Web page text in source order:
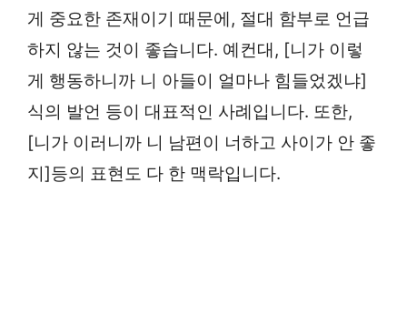
게 중요한 존재이기 때문에, 절대 함부로 언급
하지 않는 것이 좋습니다. 예컨대, [니가 이렇
게 행동하니까 니 아들이 얼마나 힘들었겠냐]
식의 발언 등이 대표적인 사례입니다. 또한,
[니가 이러니까 니 남편이 너하고 사이가 안 좋
지]등의 표현도 다 한 맥락입니다.